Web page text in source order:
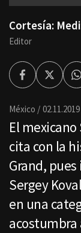
Cortesía:
Editor
FacebookTwitter
México
El
cita con la
Grand,
Sergey
en una
acostumbra